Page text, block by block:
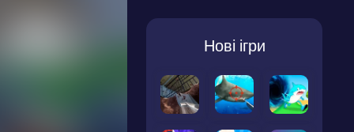
Нові ігри